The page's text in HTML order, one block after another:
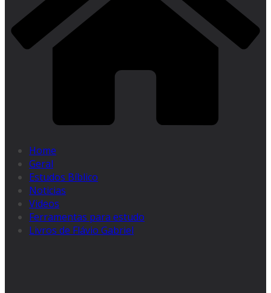
Home
Geral
Estudos Bíblico
Noticias
Videos
Ferramentas para estudo
Livros de Flávio Gabriel